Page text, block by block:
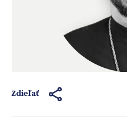
Zdieľať